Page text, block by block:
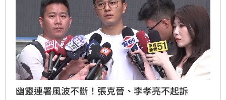
幽靈連署風波不斷！張克晉、李孝亮不起訴